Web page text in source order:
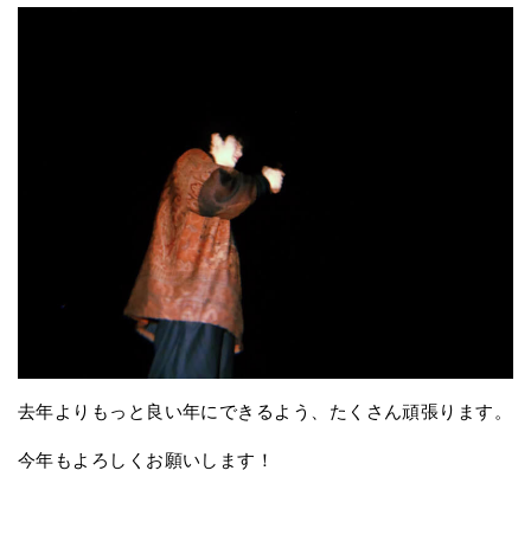
去年よりもっと良い年にできるよう、たくさん頑張ります。
今年もよろしくお願いします！